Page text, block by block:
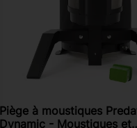
Piège à moustiques
Dynamic - Moustiques et